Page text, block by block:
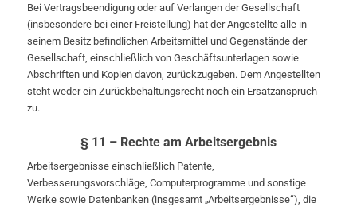
Bei Vertragsbeendigung oder auf Verlangen der Gesellschaft
(insbesondere bei einer Freistellung) hat der Angestellte alle in
seinem Besitz befindlichen Arbeitsmittel und Gegenstände der
Gesellschaft, einschließlich von Geschäftsunterlagen sowie
Abschriften und Kopien davon, zurückzugeben. Dem Angestellten
steht weder ein Zurückbehaltungsrecht noch ein Ersatzanspruch
zu.
§ 11 – Rechte am Arbeitsergebnis
Arbeitsergebnisse einschließlich Patente,
Verbesserungsvorschläge, Computerprogramme und sonstige
Werke sowie Datenbanken (insgesamt „Arbeitsergebnisse“), die